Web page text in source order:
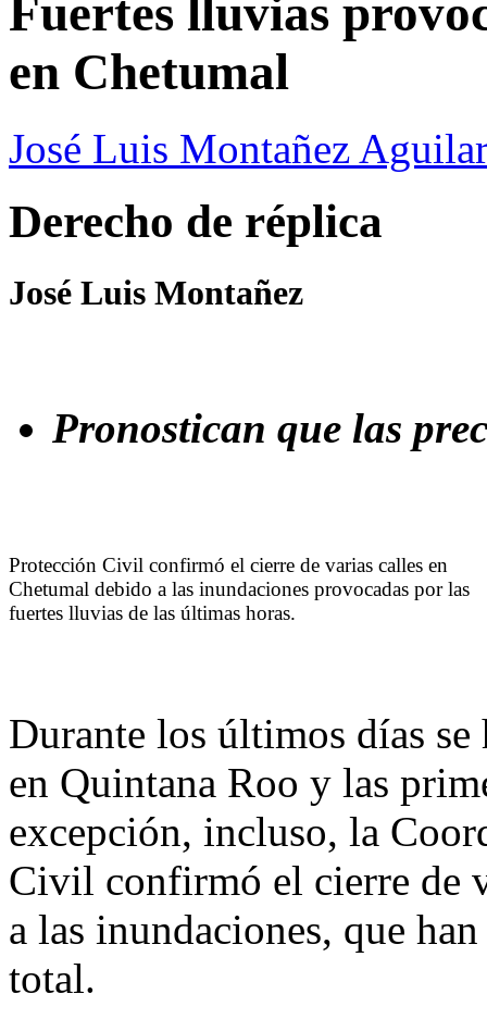
Fuertes lluvias
en Chetumal
José Luis Montañez Aguilar
Derecho de réplica
José Luis Montañez
Pronostican que las
Protección Civil confirmó el cierre de varias calles en
Chetumal debido a las inundaciones provocadas por las
fuertes lluvias de las últimas horas.
Durante los últimos días
en Quintana Roo y las
excepción, incluso, la
Civil confirmó el cierre de
a las inundaciones, que
total.